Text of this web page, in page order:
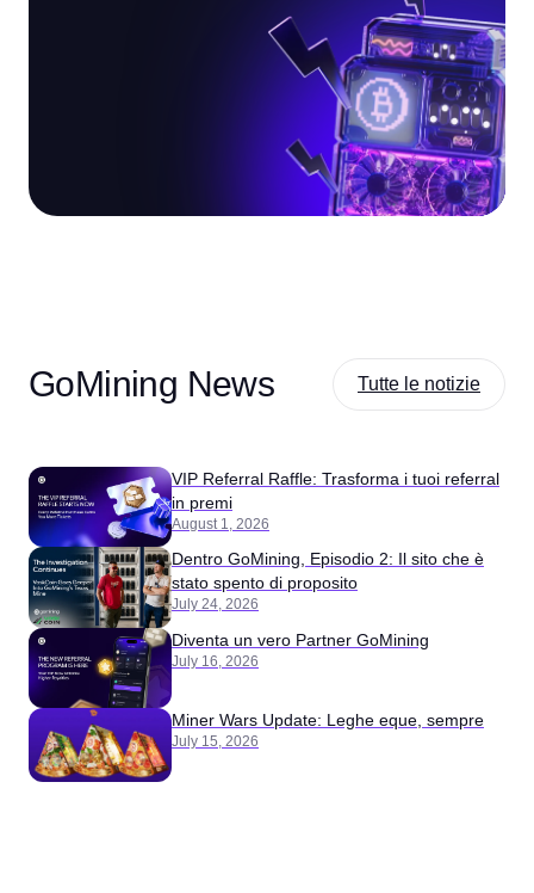
GoMining News Tutte le notizie
VIP Referral Raffle: Trasforma i tuoi referral
in premi
August 1, 2026
Dentro GoMining, Episodio 2: Il sito che è
stato spento di proposito
July 24, 2026
Diventa un vero Partner GoMining
July 16, 2026
Miner Wars Update: Leghe eque, sempre
July 15, 2026